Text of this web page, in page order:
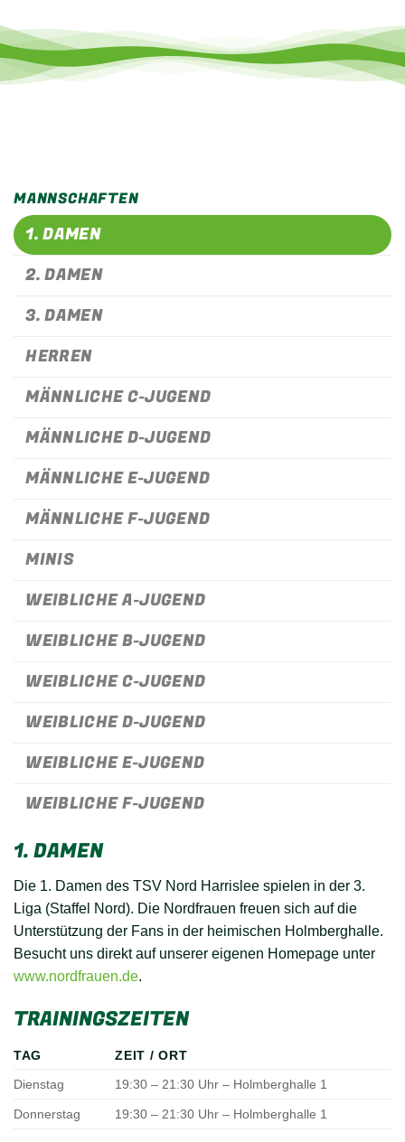
MANNSCHAFTEN
1. DAMEN
2. DAMEN
3. DAMEN
HERREN
MÄNNLICHE C-JUGEND
MÄNNLICHE D-JUGEND
MÄNNLICHE E-JUGEND
MÄNNLICHE F-JUGEND
MINIS
WEIBLICHE A-JUGEND
WEIBLICHE B-JUGEND
WEIBLICHE C-JUGEND
WEIBLICHE D-JUGEND
WEIBLICHE E-JUGEND
WEIBLICHE F-JUGEND
1. DAMEN
Die 1. Damen des TSV Nord Harrislee spielen in der 3.
Liga (Staffel Nord). Die Nordfrauen freuen sich auf die
Unterstützung der Fans in der heimischen Holmberghalle.
Besucht uns direkt auf unserer eigenen Homepage unter
www.nordfrauen.de.
TRAININGSZEITEN
TAG
ZEIT / ORT
Dienstag
19:30 – 21:30 Uhr – Holmberghalle 1
Donnerstag 19:30 – 21:30 Uhr – Holmberghalle 1